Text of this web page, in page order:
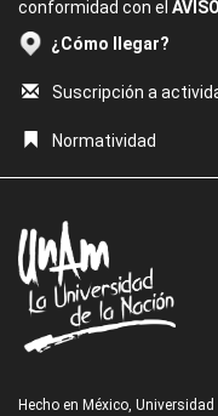
conformidad con el
¿Cómo llegar?
Suscripción a
Normatividad
Hecho en México,